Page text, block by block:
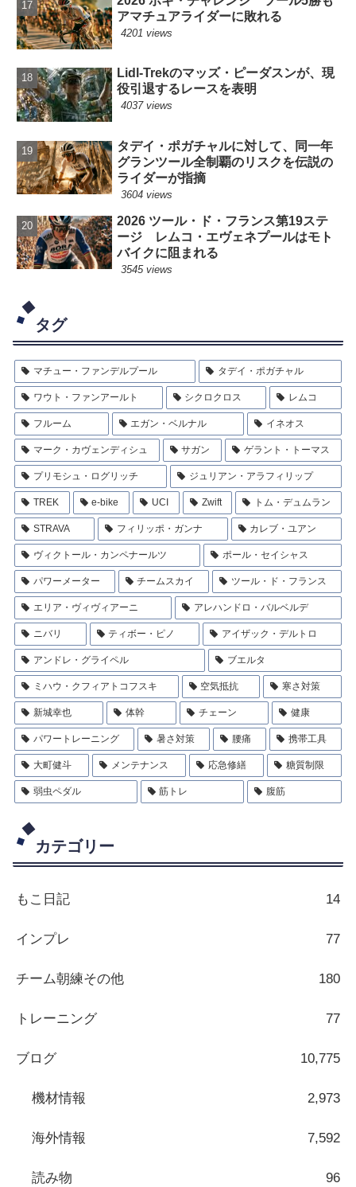
アマチュアライダーに敗れる
4201 views
Lidl-Trekのマッズ・ピーダスンが、現
役引退するレースを表明
4037 views
タデイ・ポガチャルに対して、同一年
グランツール全制覇のリスクを伝説の
ライダーが指摘
3604 views
2026 ツール・ド・フランス第19ステ
ージ レムコ・エヴェネプールはモト
バイクに阻まれる
3545 views
タグ
マチュー・ファンデルプール タデイ・ポガチャル
ワウト・ファンアールト シクロクロス レムコ
フルーム エガン・ベルナル イネオス
マーク・カヴェンディシュ サガン ゲラント・トーマス
プリモシュ・ログリッチ ジュリアン・アラフィリップ
TREK e-bike UCI Zwift トム・デュムラン
STRAVA フィリッポ・ガンナ カレブ・ユアン
ヴィクトール・カンペナールツ ポール・セイシャス
パワーメーター チームスカイ ツール・ド・フランス
エリア・ヴィヴィアーニ アレハンドロ・バルベルデ
ニバリ ティボー・ピノ アイザック・デルトロ
アンドレ・グライペル ブエルタ
ミハウ・クフィアトコフスキ 空気抵抗 寒さ対策
新城幸也 体幹 チェーン 健康
パワートレーニング 暑さ対策 腰痛 携帯工具
大町健斗 メンテナンス 応急修繕 糖質制限
弱虫ペダル 筋トレ 腹筋
カテゴリー
もこ日記 14
インプレ 77
チーム朝練その他 180
トレーニング 77
ブログ 10,775
機材情報 2,973
海外情報 7,592
読み物 96